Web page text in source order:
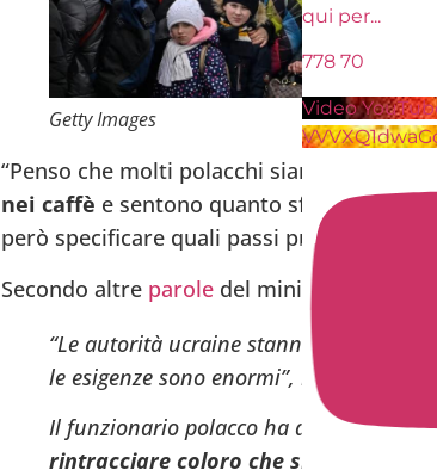
Getty Images
“Penso che molti polacchi siano
nei caffè e sentono quanto sforzo
però specificare quali passi precisi
Secondo altre paroledel ministro della
“Le autorità ucraine stanno facendo
le esigenze sono enormi”, ha detto
Il funzionario polacco ha detto che
rintracciare coloro che si
qui per...
778 70
Video YouTube